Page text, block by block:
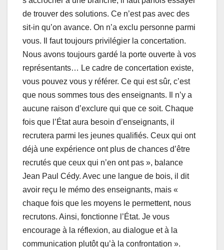
de trouver des solutions. Ce n’est pas avec des
sit-in qu’on avance. On n’a exclu personne parmi
vous. Il faut toujours privilégier la concertation.
Nous avons toujours gardé la porte ouverte à vos
représentants… Le cadre de concertation existe,
vous pouvez vous y référer. Ce qui est sûr, c’est
que nous sommes tous des enseignants. Il n’y a
aucune raison d’exclure qui que ce soit. Chaque
fois que l’État aura besoin d’enseignants, il
recrutera parmi les jeunes qualifiés. Ceux qui ont
déjà une expérience ont plus de chances d’être
recrutés que ceux qui n’en ont pas », balance
Jean Paul Cédy. Avec une langue de bois, il dit
avoir reçu le mémo des enseignants, mais «
chaque fois que les moyens le permettent, nous
recrutons. Ainsi, fonctionne l’État. Je vous
encourage à la réflexion, au dialogue et à la
communication plutôt qu’à la confrontation ».